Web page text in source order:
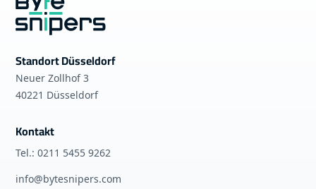
Standort Düsseldorf
Neuer Zollhof 3
40221 Düsseldorf
Kontakt
Tel.: 0211 5455 9262
info@bytesnipers.com